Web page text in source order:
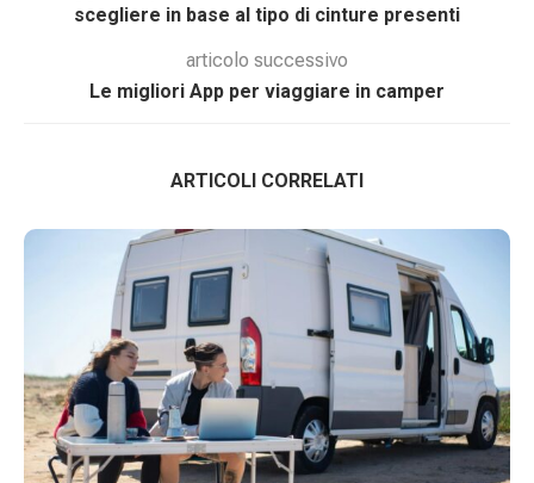
scegliere in base al tipo di cinture presenti
articolo successivo
Le migliori App per viaggiare in camper
ARTICOLI CORRELATI